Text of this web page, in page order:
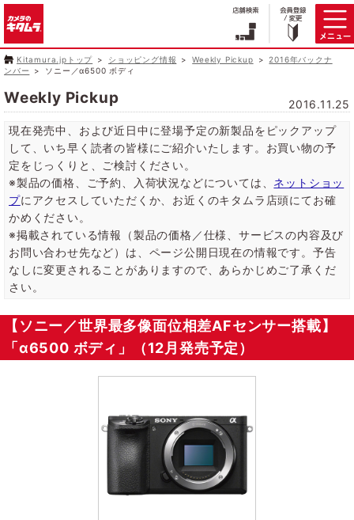
Kitamura.jpトップ ショッピング情報 Weekly Pickup
2016年バックナ
ンバー
ソニー／α6500 ボディ
Weekly Pickup
2016.11.25
現在発売中、および近日中に登場予定の新製品をピックアップ
して、いち早く読者の皆様にご紹介いたします。お買い物の予
定をじっくりと、ご検討ください。
※製品の価格、ご予約、入荷状況などについては、 ネットショッ
プにアクセスしていただくか、お近くのキタムラ店頭にてお確
かめください。
※掲載されている情報（製品の価格／仕様、サービスの内容及び
お問い合わせ先など）は、ページ公開日現在の情報です。予告
なしに変更されることがありますので、あらかじめご了承くだ
さい。
【ソニー／世界最多像面位相差AFセンサー搭載】
「α6500 ボディ」（12月発売予定）